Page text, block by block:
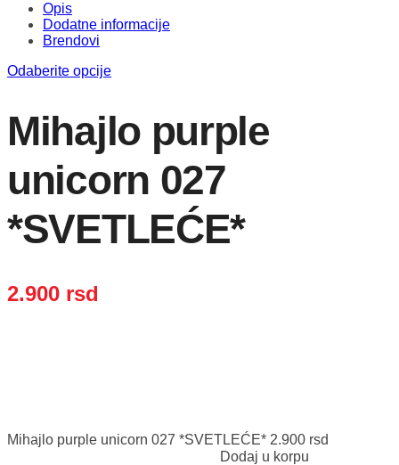
Opis
Dodatne informacije
Brendovi
Odaberite opcije
Mihajlo purple
unicorn 027
*SVETLEĆE*
2.900 rsd
Mihajlo purple unicorn 027 *SVETLEĆE* 2.900 rsd
Dodaj u korpu